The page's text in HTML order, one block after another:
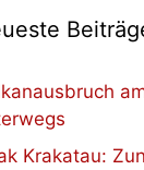
Krakatau: